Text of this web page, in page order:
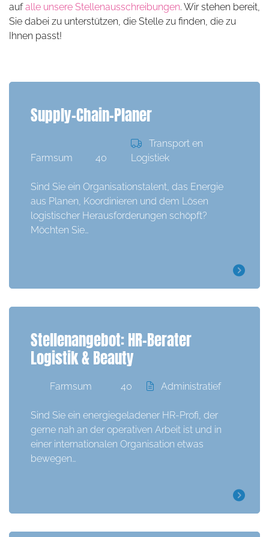
aufalle unsere Stellenausschreibungen. Wir stehen bereit,
Sie dabei zu unterstützen, die Stelle zu finden, die zu
Ihnen passt!
Supply-Chain-Planer
Farmsum 40
Transport en
Logistiek
Sind Sie ein Organisationstalent, das Energie
aus Planen, Koordinieren und dem Lösen
logistischer Herausforderungen schöpft?
Möchten Sie…
Stellenangebot: HR-Berater
Logistik & Beauty
Farmsum 40 Administratief
Sind Sie ein energiegeladener HR-Profi, der
gerne nah an der operativen Arbeit ist und in
einer internationalen Organisation etwas
bewegen…